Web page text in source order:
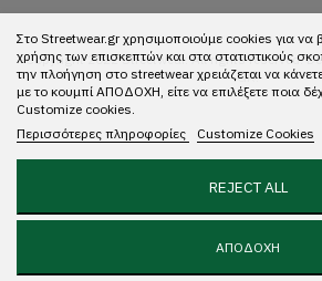
Στο Streetwear.gr χρησιμοποιούμε cookies για να
χρήσης των επισκεπτών και στα στατιστικούς
την πλοήγηση στο streetwear χρειάζεται να
με το κουμπί ΑΠΟΔΟΧΗ, είτε να επιλέξετε ποια
Customize cookies.
Περισσότερες πληροφορίες
Customize Cookies
REJECT ALL
ΑΠΟΔΟΧΗ
Copyright 2022 Streetwear. All rights reserved.
GR.